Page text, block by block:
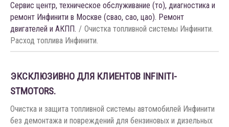
Сервис центр, техническое обслуживание (то), диагностика и
ремонт Инфинити в Москве (свао, сао, цао). Ремонт
двигателей и АКПП.
Очистка топливной системы Инфинити.
Расход топлива Инфинити.
ЭКСКЛЮЗИВНО ДЛЯ КЛИЕНТОВ INFINITI-
STMOTORS.
Очистка и защита топливной системы автомобилей Инфинити
без демонтажа и повреждений для бензиновых и дизельных